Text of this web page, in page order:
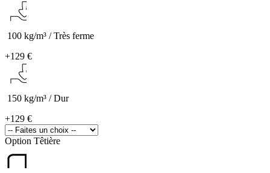
100 kg/m³ / Très ferme
+129 €
150 kg/m³ / Dur
+129 €
Option Têtière